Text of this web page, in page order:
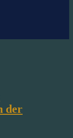
der